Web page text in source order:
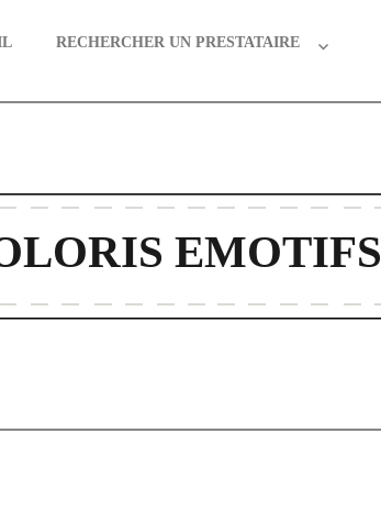
RECHERCHER UN PRESTATAIRE
EMOTIFS